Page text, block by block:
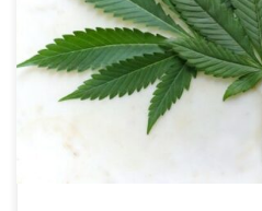
Od sierpnia 20212 roku firmy
niemieckie apteki w pąki
znacznie rozszerza zakres
Cantourage w komunikacie